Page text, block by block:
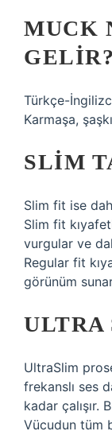
MUCK
GELIR?
Türkçe-
Karmaşa,
SLIM
Slim fit ise
Slim fit
vurgular ve
Regular fit
görünüm
ULTRA
UltraSlim
frekanslı ses
kadar çalışır.
Vücudun tüm